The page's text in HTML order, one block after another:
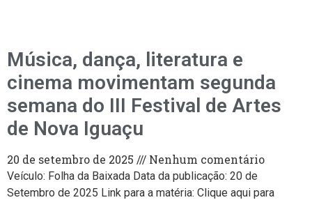
Música, dança, literatura e
cinema movimentam segunda
semana do III Festival de Artes
de Nova Iguaçu
20 de setembro de 2025 Nenhum comentário
Veículo: Folha da Baixada Data da publicação: 20 de
Setembro de 2025 Link para a matéria: Clique aqui para